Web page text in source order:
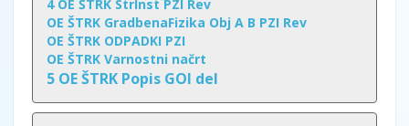
4 OE ŠTRK StrInst PZI Rev
OE ŠTRK GradbenaFizika Obj A B PZI Rev
OE ŠTRK ODPADKI PZI
OE ŠTRK Varnostni načrt
5 OE ŠTRK Popis GOI del